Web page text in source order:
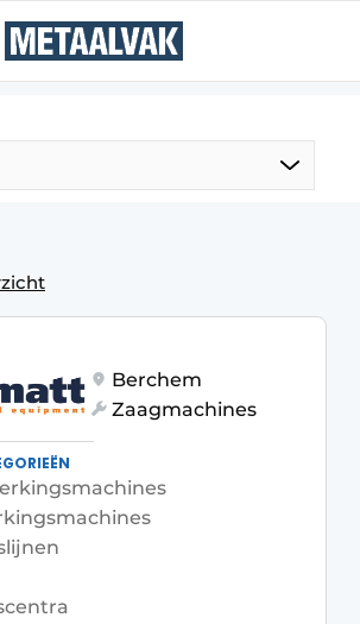
aanleveren
aanmelden
statement
Berchem
Zaagmachines